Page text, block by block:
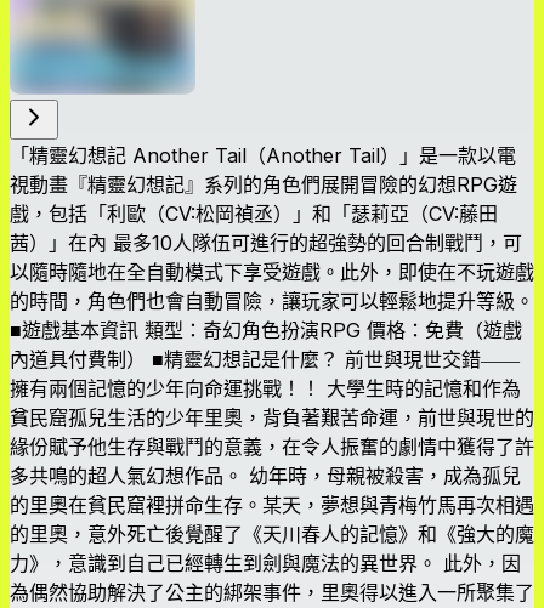
「精靈幻想記 Another Tail（Another Tail）」是一款以電
視動畫『精靈幻想記』系列的角色們展開冒險的幻想RPG遊
戲，包括「利歐（CV:松岡禎丞）」和「瑟莉亞（CV:藤田
茜）」在內 最多10人隊伍可進行的超強勢的回合制戰鬥，可
以隨時隨地在全自動模式下享受遊戲。此外，即使在不玩遊戲
的時間，角色們也會自動冒險，讓玩家可以輕鬆地提升等級。
■遊戲基本資訊 類型：奇幻角色扮演RPG 價格：免費（遊戲
內道具付費制） ■精靈幻想記是什麼？ 前世與現世交錯――
擁有兩個記憶的少年向命運挑戰！！ 大學生時的記憶和作為
貧民窟孤兒生活的少年里奧，背負著艱苦命運，前世與現世的
緣份賦予他生存與戰鬥的意義，在令人振奮的劇情中獲得了許
多共鳴的超人氣幻想作品。 幼年時，母親被殺害，成為孤兒
的里奧在貧民窟裡拼命生存。某天，夢想與青梅竹馬再次相遇
的里奧，意外死亡後覺醒了《天川春人的記憶》和《強大的魔
力》，意識到自己已經轉生到劍與魔法的異世界。 此外，因
為偶然協助解決了公主的綁架事件，里奧得以進入一所聚集了